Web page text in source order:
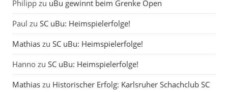
Philipp zu uBu gewinnt beim Grenke Open
Paul zuSC uBu: Heimspielerfolge!
Mathias zuSC uBu: Heimspielerfolge!
Hanno zuSC uBu: Heimspielerfolge!
Mathias zu Historischer Erfolg: Karlsruher Schachclub SC